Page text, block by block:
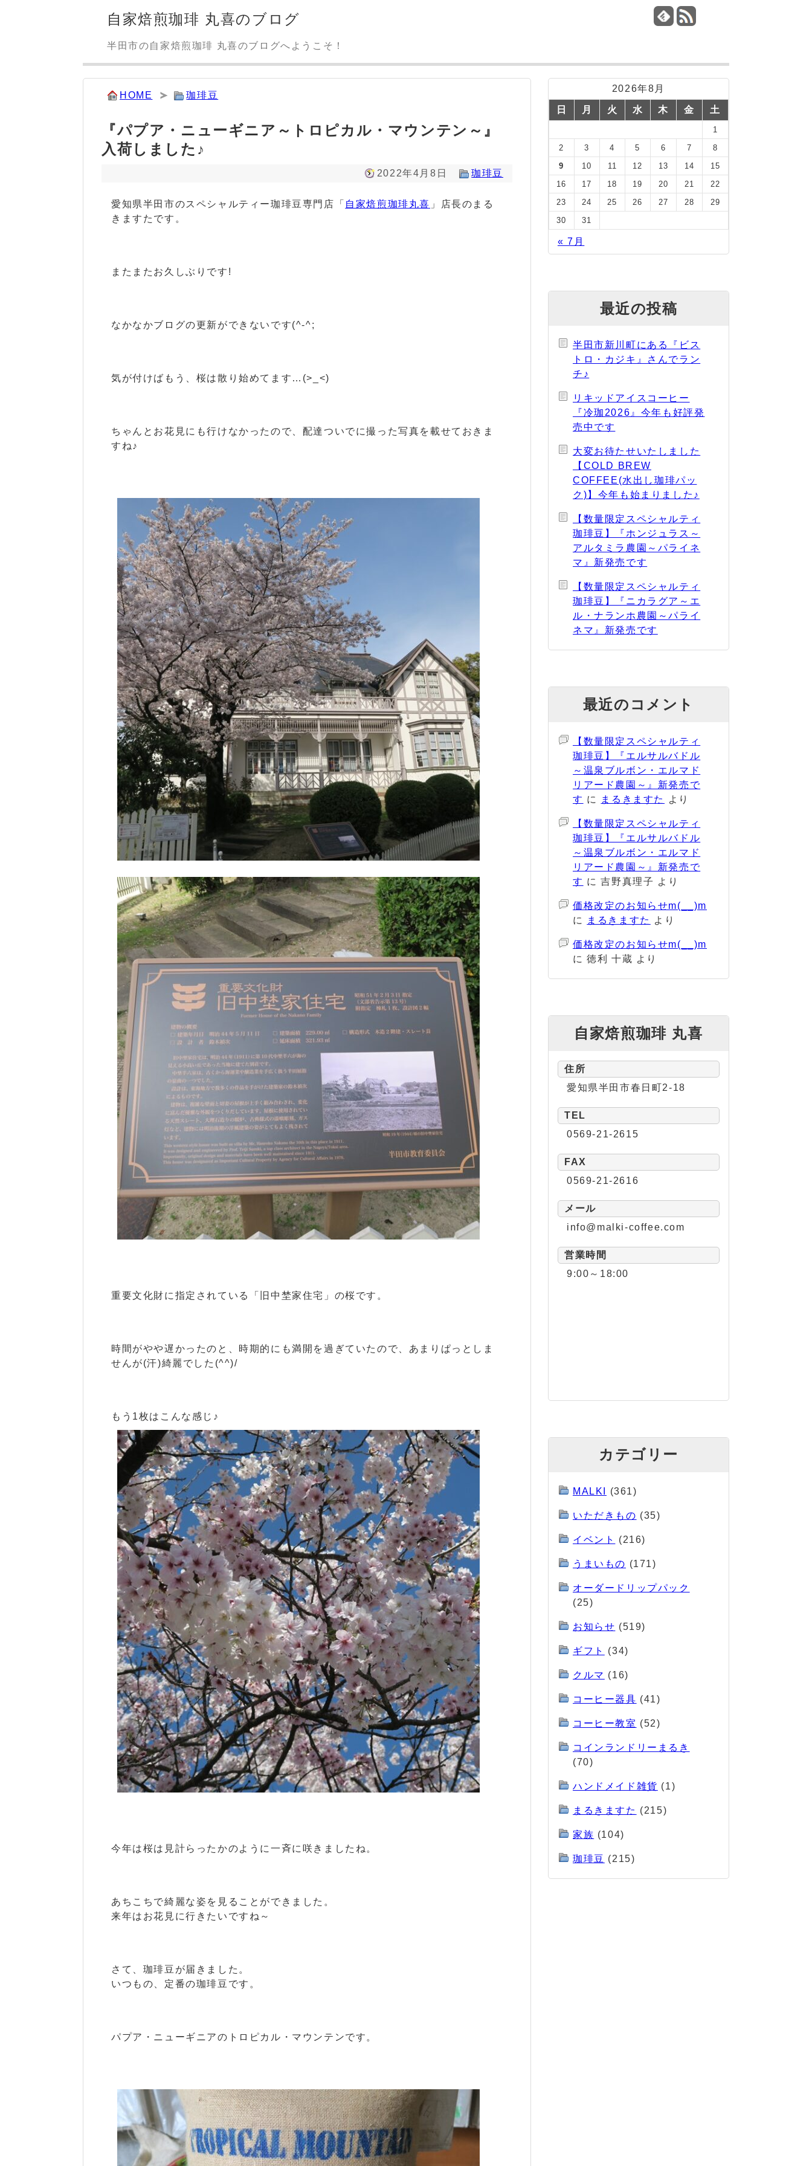
自家焙煎珈琲 丸喜のブログ
半田市の自家焙煎珈琲 丸喜のブログへようこそ！
HOME 珈琲豆
『パプア・ニューギニア～トロピカル・マウンテン～』
入荷しました♪
2022年4月8日 珈琲豆
愛知県半田市のスペシャルティー珈琲豆専門店「 自家焙煎珈琲丸喜 」店長のまる
きますたです。
またまたお久しぶりです!
なかなかブログの更新ができないです(^-^;
気が付けばもう、桜は散り始めてます…(>_<)
ちゃんとお花見にも行けなかったので、配達ついでに撮った写真を載せておきま
すね♪
重要文化財に指定されている「旧中埜家住宅」の桜です。
時間がやや遅かったのと、時期的にも満開を過ぎていたので、あまりぱっとしま
せんが(汗)綺麗でした(^^)/
もう1枚はこんな感じ♪
今年は桜は見計らったかのように一斉に咲きましたね。
あちこちで綺麗な姿を見ることができました。
来年はお花見に行きたいですね～
さて、珈琲豆が届きました。
いつもの、定番の珈琲豆です。
パプア・ニューギニアのトロピカル・マウンテンです。
2026年8月
日 月 火 水 木 金 土
1
2
3 4 5 6 7
8
9
10 11 12 13 14
15
16
17 18 19 20 21
22
23
24 25 26 27 28
29
30
31
« 7月
最近の投稿
半田市新川町にある『ビス
トロ・カジキ』さんでラン
チ♪
リキッドアイスコーヒー
『冷珈2026』今年も好評発
売中です
大変お待たせいたしました
【COLD BREW
COFFEE(水出し珈琲パッ
ク)】今年も始まりました♪
【数量限定スペシャルティ
珈琲豆】『ホンジュラス～
アルタミラ農園～パライネ
マ』新発売です
【数量限定スペシャルティ
珈琲豆】『ニカラグア～エ
ル・ナランホ農園～パライ
ネマ』新発売です
最近のコメント
【数量限定スペシャルティ
珈琲豆】『エルサルバドル
～温泉ブルボン・エルマド
リアード農園～』新発売で
す に まるきますた より
【数量限定スペシャルティ
珈琲豆】『エルサルバドル
～温泉ブルボン・エルマド
リアード農園～』新発売で
す に吉野真理子 より
価格改定のお知らせm(__)m
に
まるきますた より
価格改定のお知らせm(__)m
に徳利 十蔵 より
自家焙煎珈琲 丸喜
住所
愛知県半田市春日町2-18
TEL
0569-21-2615
FAX
0569-21-2616
メール
info@malki-coffee.com
営業時間
9:00～18:00
カテゴリー
MALKI (361)
いただきもの (35)
イベント (216)
うまいもの (171)
オーダードリップパック
(25)
お知らせ (519)
ギフト (34)
クルマ (16)
コーヒー器具 (41)
コーヒー教室 (52)
コインランドリーまるき
(70)
ハンドメイド雑貨 (1)
まるきますた (215)
家族 (104)
珈琲豆 (215)